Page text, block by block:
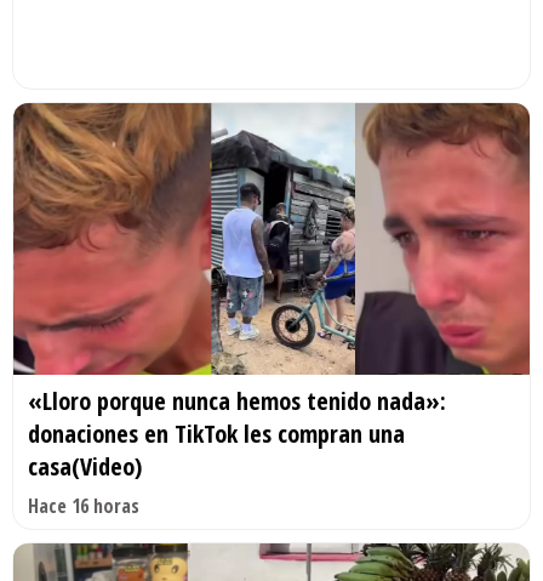
«Lloro porque nunca hemos tenido nada»:
donaciones en TikTok les compran una
casa(Video)
Hace 16 horas